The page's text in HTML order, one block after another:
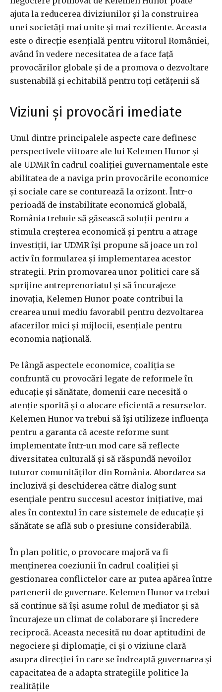
ajuta la reducerea diviziunilor și la construirea
unei societăți mai unite și mai reziliente. Aceasta
este o direcție esențială pentru viitorul României,
având în vedere necesitatea de a face față
provocărilor globale și de a promova o dezvoltare
sustenabilă și echitabilă pentru toți cetățenii să
Viziuni și provocări imediate
Unul dintre principalele aspecte care definesc
perspectivele viitoare ale lui Kelemen Hunor și
ale UDMR în cadrul coaliției guvernamentale este
abilitatea de a naviga prin provocările economice
și sociale care se conturează la orizont. Într-o
perioadă de instabilitate economică globală,
România trebuie să găsească soluții pentru a
stimula creșterea economică și pentru a atrage
investiții, iar UDMR își propune să joace un rol
activ în formularea și implementarea acestor
strategii. Prin promovarea unor politici care să
sprijine antreprenoriatul și să încurajeze
inovația, Kelemen Hunor poate contribui la
crearea unui mediu favorabil pentru dezvoltarea
afacerilor mici și mijlocii, esențiale pentru
economia națională.
Pe lângă aspectele economice, coaliția se
confruntă cu provocări legate de reformele în
educație și sănătate, domenii care necesită o
atenție sporită și o alocare eficientă a resurselor.
Kelemen Hunor va trebui să își utilizeze influența
pentru a garanta că aceste reforme sunt
implementate într-un mod care să reflecte
diversitatea culturală și să răspundă nevoilor
tuturor comunităților din România. Abordarea sa
incluzivă și deschiderea către dialog sunt
esențiale pentru succesul acestor inițiative, mai
ales în contextul în care sistemele de educație și
sănătate se află sub o presiune considerabilă.
În plan politic, o provocare majoră va fi
menținerea coeziunii în cadrul coaliției și
gestionarea conflictelor care ar putea apărea între
partenerii de guvernare. Kelemen Hunor va trebui
să continue să își asume rolul de mediator și să
încurajeze un climat de colaborare și încredere
reciprocă. Aceasta necesită nu doar aptitudini de
negociere și diplomație, ci și o viziune clară
asupra direcției în care se îndreaptă guvernarea și
capacitatea de a adapta strategiile politice la
realitățile